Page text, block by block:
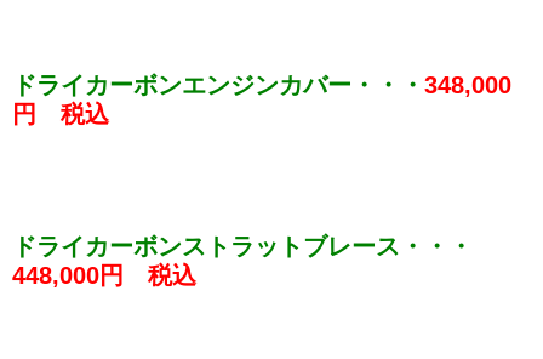
ドライカーボンエンジンカバー・・・ 348,000
円 税込
ドライカーボンストラットブレース・・・
448,000円 税込